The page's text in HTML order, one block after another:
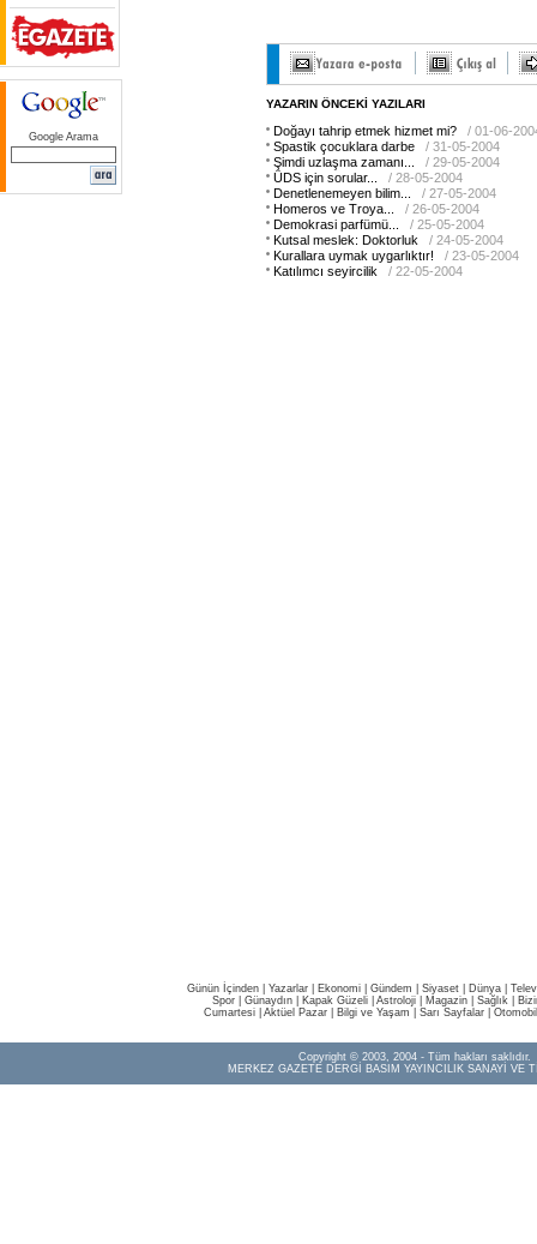
Google Arama
YAZARIN ÖNCEKİ YAZILARI
Doğayı tahrip etmek hizmet mi?
/ 01-06-
Spastik çocuklara darbe
/ 31-05-2004
Şimdi uzlaşma zamanı...
/ 29-05-2004
ÜDS için sorular...
/ 28-05-2004
Denetlenemeyen bilim...
/ 27-05-2004
Homeros ve Troya...
/ 26-05-2004
Demokrasi parfümü...
/ 25-05-2004
Kutsal meslek: Doktorluk
/ 24-05-2004
Kurallara uymak uygarlıktır!
/ 23-05-2004
Katılımcı seyircilik
/ 22-05-2004
Günün İçinden Yazarlar Ekonomi Gündem Siyaset Dünya |
Spor
Günaydın Kapak Güzeli Astroloji Magazin Sağlık
Cumartesi
Aktüel Pazar Bilgi ve Yaşam Sarı Sayfalar Otomobil
Copyright © 2003, 2004 - Tüm hakları saklıdır.
MERKEZ GAZETE DERGİ BASIM YAYINCILIK SANAYİ VE